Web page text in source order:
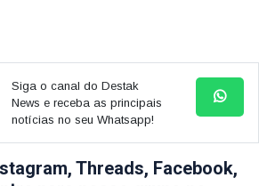
Siga o canal do Destak
News e receba as principais
notícias no seu Whatsapp!
Threads, Facebook,